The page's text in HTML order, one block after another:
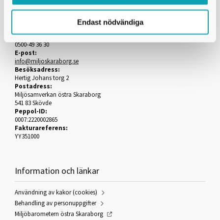
Endast nödvändiga
Miljösamverkan östra Skaraborg
Telefon:
0500-49 36 30
E-post:
info@miljoskaraborg.se
Besöksadress:
Hertig Johans torg 2
Postadress:
Miljösamverkan östra Skaraborg
541 83 Skövde
Peppol-ID:
0007:2220002865
Fakturareferens:
YY351000
Information och länkar
Användning av kakor (cookies)
Behandling av personuppgifter
Miljöbarometern östra Skaraborg